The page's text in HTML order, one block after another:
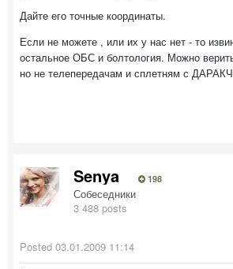
Дайте его точные координаты.
Если не можете , или их у нас нет - то
остальное ОБС и болтология. Можно
но не телепередачам и сплетням с
Senya 198
Собеседники
3 488 posts
Posted 03.01.2009 11:14